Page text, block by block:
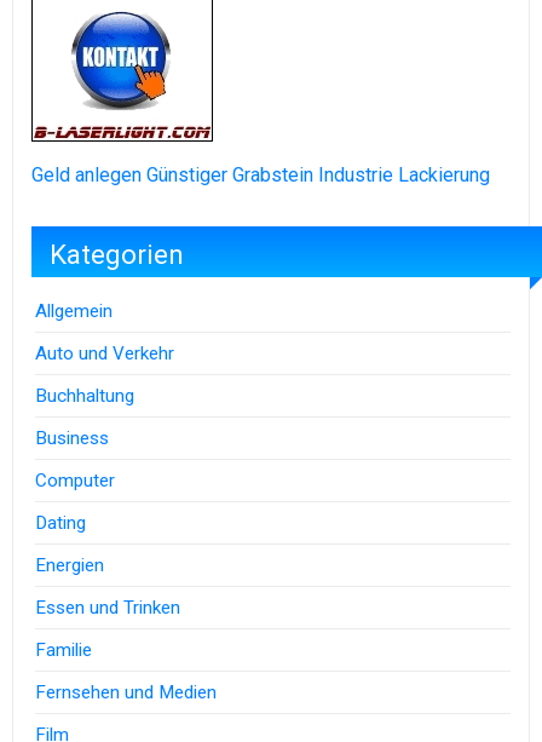
Geld anlegen Günstiger Grabstein Industrie Lackierung
Kategorien
Allgemein
Auto und Verkehr
Buchhaltung
Business
Computer
Dating
Energien
Essen und Trinken
Familie
Fernsehen und Medien
Film